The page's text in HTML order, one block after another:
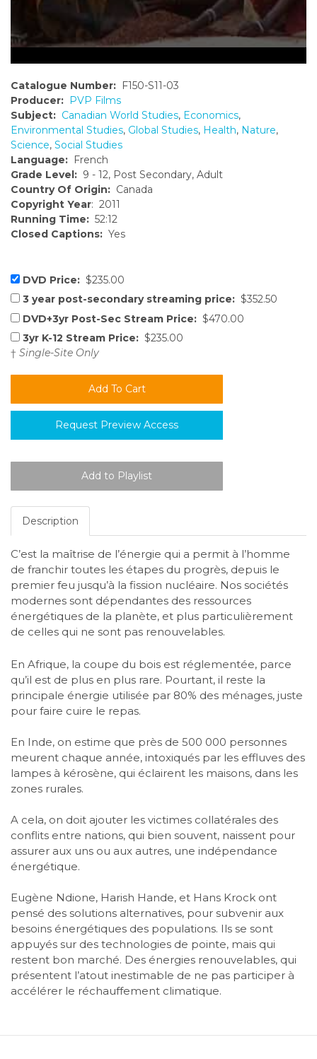
Catalogue Number: F150-S11-03
Producer: PVP Films
Subject: Canadian World Studies, Economics,
Environmental Studies, Global Studies, Health, Nature,
Science, Social Studies
Language: French
Grade Level: 9 - 12, Post Secondary, Adult
Country Of Origin: Canada
Copyright Year: 2011
Running Time: 52:12
Closed Captions: Yes
DVD Price: $235.00
3 year post-secondary streaming price: $352.50
DVD+3yr Post-Sec Stream Price: $470.00
3yr K-12 Stream Price: $235.00
† Single-Site Only
Request Preview Access
Description
C’est la maîtrise de l’énergie qui a permit à l’homme
de franchir toutes les étapes du progrès, depuis le
premier feu jusqu’à la fission nucléaire. Nos sociétés
modernes sont dépendantes des ressources
énergétiques de la planète, et plus particulièrement
de celles qui ne sont pas renouvelables.
En Afrique, la coupe du bois est réglementée, parce
qu’il est de plus en plus rare. Pourtant, il reste la
principale énergie utilisée par 80% des ménages, juste
pour faire cuire le repas.
En Inde, on estime que près de 500 000 personnes
meurent chaque année, intoxiqués par les effluves des
lampes à kérosène, qui éclairent les maisons, dans les
zones rurales.
A cela, on doit ajouter les victimes collatérales des
conflits entre nations, qui bien souvent, naissent pour
assurer aux uns ou aux autres, une indépendance
énergétique.
Eugène Ndione, Harish Hande, et Hans Krock ont
pensé des solutions alternatives, pour subvenir aux
besoins énergétiques des populations. Ils se sont
appuyés sur des technologies de pointe, mais qui
restent bon marché. Des énergies renouvelables, qui
présentent l’atout inestimable de ne pas participer à
accélérer le réchauffement climatique.